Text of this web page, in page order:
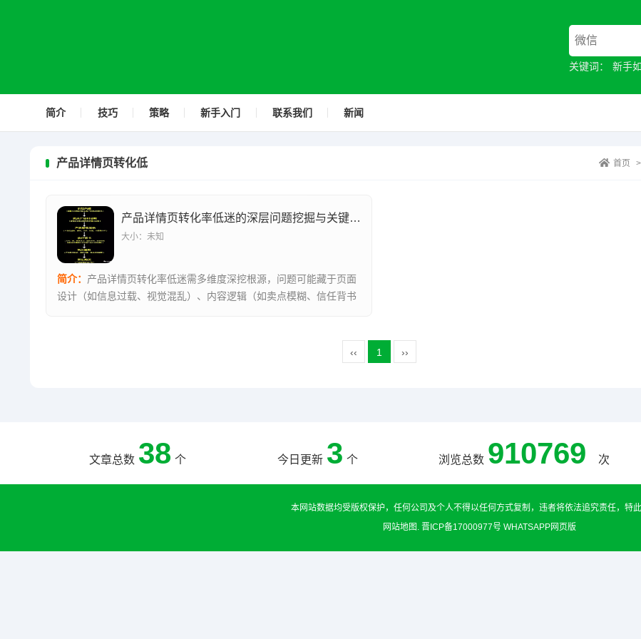
关键词： 新手
简介 技巧 策略 新手入门 联系我们 新闻
产品详情页转化低 首页 >
产品详情页转化率低迷的深层问题挖掘与关键症结定位
大小：未知
简介： 产品详情页转化率低迷需多维度深挖根源，问题可能藏于页面
设计（如信息过载、视觉混乱）、内容逻辑（如卖点模糊、信任背书
‹‹ 1 ››
文章总数 38 个 今日更新 3 个 浏览总数 910769 次
本网站数据均受版权保护，任何公司及个人不得以任何方式复制，违者将依法追究责任，特此
网站地图 晋ICP备17000977号 WHATSAPP网页版